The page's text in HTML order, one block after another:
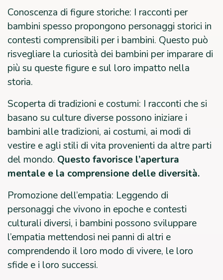
Conoscenza di figure storiche: I racconti per
bambini spesso propongono personaggi storici in
contesti comprensibili per i bambini. Questo può
risvegliare la curiosità dei bambini per imparare di
più su queste figure e sul loro impatto nella
storia.
Scoperta di tradizioni e costumi: I racconti che si
basano su culture diverse possono iniziare i
bambini alle tradizioni, ai costumi, ai modi di
vestire e agli stili di vita provenienti da altre parti
del mondo. Questo favorisce l’apertura
mentale e la comprensione delle diversità.
Promozione dell’empatia: Leggendo di
personaggi che vivono in epoche e contesti
culturali diversi, i bambini possono sviluppare
l’empatia mettendosi nei panni di altri e
comprendendo il loro modo di vivere, le loro
sfide e i loro successi.